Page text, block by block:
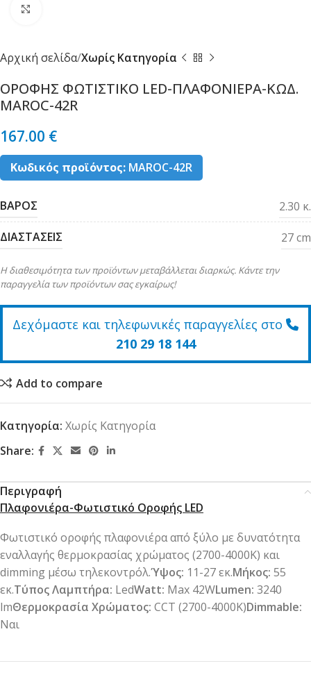
Αρχική σελίδα Χωρίς Κατηγορία
ΟΡΟΦΗΣ ΦΩΤΙΣΤΙΚΟ LED-ΠΛΑΦΟΝΙΕΡΑ-ΚΩΔ.
MAROC-42R
167.00 €
Κωδικός προϊόντος: MAROC-42R
ΒΑΡΟΣ 2.30 κ.
ΔΙΑΣΤΑΣΕΙΣ 27 cm
Η διαθεσιμότητα των προϊόντων μεταβάλλεται διαρκώς. Κάντε την
παραγγελία των προϊόντων σας εγκαίρως!
Δεχόμαστε και τηλεφωνικές παραγγελίες στο
210 29 18 144
Add to compare
Κατηγορία: Χωρίς Κατηγορία
Share:
Περιγραφή
Πλαφονιέρα-Φωτιστικό Οροφής LED
Φωτιστικό οροφής πλαφονιέρα από ξύλο με δυνατότητα
εναλλαγής θερμοκρασίας χρώματος (2700-4000Κ) και
dimming μέσω τηλεκοντρόλ.Ύψος: 11-27 εκ.Μήκος: 55
εκ.Τύπος Λαμπτήρα: LedWatt: Max 42WLumen: 3240
lmΘερμοκρασία Χρώματος: CCT (2700-4000K)Dimmable:
Ναι